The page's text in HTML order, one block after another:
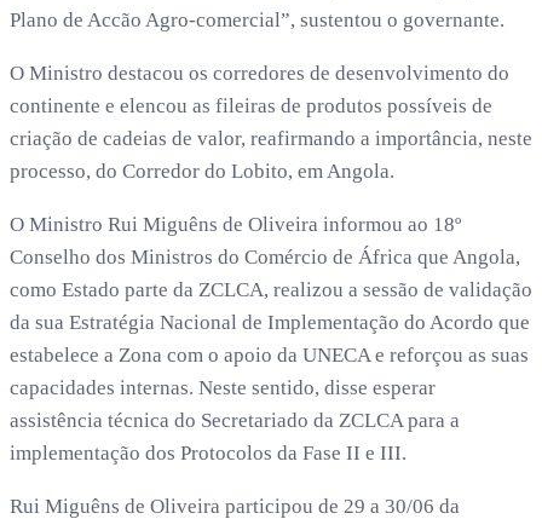
Plano de Accão Agro-comercial”, sustentou o governante.
O Ministro destacou os corredores de desenvolvimento do
continente e elencou as fileiras de produtos possíveis de
criação de cadeias de valor, reafirmando a importância, neste
processo, do Corredor do Lobito, em Angola.
O Ministro Rui Miguêns de Oliveira informou ao 18º
Conselho dos Ministros do Comércio de África que Angola,
como Estado parte da ZCLCA, realizou a sessão de validação
da sua Estratégia Nacional de Implementação do Acordo que
estabelece a Zona com o apoio da UNECA e reforçou as suas
capacidades internas. Neste sentido, disse esperar
assistência técnica do Secretariado da ZCLCA para a
implementação dos Protocolos da Fase II e III.
Rui Miguêns de Oliveira participou de 29 a 30/06 da